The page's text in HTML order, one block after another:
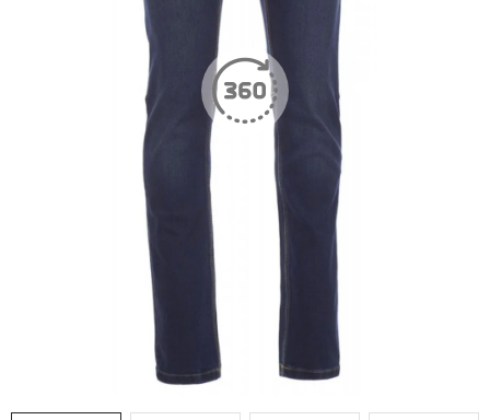
Kontakt Chránená dielňa
Pre firmy
Doprava, platba a zľavy
Potlač lôg
Formulár na výmenu tovaru
Kto sme
Reklamačný poriadok
Akcie v predajniach
Formulár na vrátenie tovaru /odstúpenie od zmluvy
Obchodné podmienky
Zásady ochrany osobných údajov
Pravidlá a nastavenia cookies
Moja objednávka